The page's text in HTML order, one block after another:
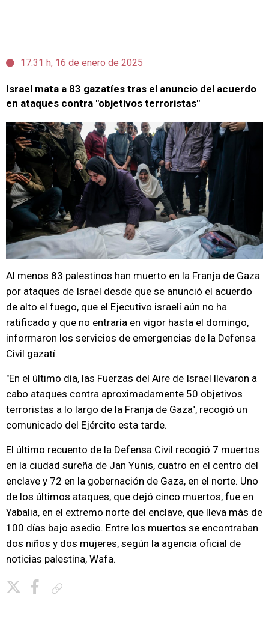
17:31 h, 16 de enero de 2025
Israel mata a 83 gazatíes tras el anuncio del acuerdo
en ataques contra "objetivos terroristas"
Al menos 83 palestinos han muerto en la Franja de Gaza
por ataques de Israel desde que se anunció el acuerdo
de alto el fuego, que el Ejecutivo israelí aún no ha
ratificado y que no entraría en vigor hasta el domingo,
informaron los servicios de emergencias de la Defensa
Civil gazatí.
"En el último día, las Fuerzas del Aire de Israel llevaron a
cabo ataques contra aproximadamente 50 objetivos
terroristas a lo largo de la Franja de Gaza", recogió un
comunicado del Ejército esta tarde.
El último recuento de la Defensa Civil recogió 7 muertos
en la ciudad sureña de Jan Yunis, cuatro en el centro del
enclave y 72 en la gobernación de Gaza, en el norte. Uno
de los últimos ataques, que dejó cinco muertos, fue en
Yabalia, en el extremo norte del enclave, que lleva más de
100 días bajo asedio. Entre los muertos se encontraban
dos niños y dos mujeres, según la agencia oficial de
noticias palestina, Wafa.